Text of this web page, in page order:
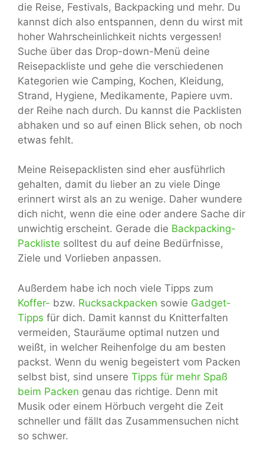
die Reise, Festivals, Backpacking und mehr. Du
kannst dich also entspannen, denn du wirst mit
hoher Wahrscheinlichkeit nichts vergessen!
Suche über das Drop-down-Menü deine
Reisepackliste und gehe die verschiedenen
Kategorien wie Camping, Kochen, Kleidung,
Strand, Hygiene, Medikamente, Papiere uvm.
der Reihe nach durch. Du kannst die Packlisten
abhaken und so auf einen Blick sehen, ob noch
etwas fehlt.
Meine Reisepacklisten sind eher ausführlich
gehalten, damit du lieber an zu viele Dinge
erinnert wirst als an zu wenige. Daher wundere
dich nicht, wenn die eine oder andere Sache dir
unwichtig erscheint. Gerade die Backpacking-
Packliste solltest du auf deine Bedürfnisse,
Ziele und Vorlieben anpassen.
Außerdem habe ich noch viele Tipps zum
Koffer- bzw. Rucksackpacken sowie Gadget-
Tipps für dich. Damit kannst du Knitterfalten
vermeiden, Stauräume optimal nutzen und
weißt, in welcher Reihenfolge du am besten
packst. Wenn du wenig begeistert vom Packen
selbst bist, sind unsere Tipps für mehr Spaß
beim Packen genau das richtige. Denn mit
Musik oder einem Hörbuch vergeht die Zeit
schneller und fällt das Zusammensuchen nicht
so schwer.